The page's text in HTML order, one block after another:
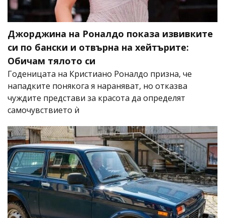
Джорджина на Роналдо показа извивките
си по бански и отвърна на хейтърите:
Обичам тялото си
Годеницата на Кристиано Роналдо призна, че
нападките понякога я нараняват, но отказва
чуждите представи за красота да определят
самочувствието ѝ